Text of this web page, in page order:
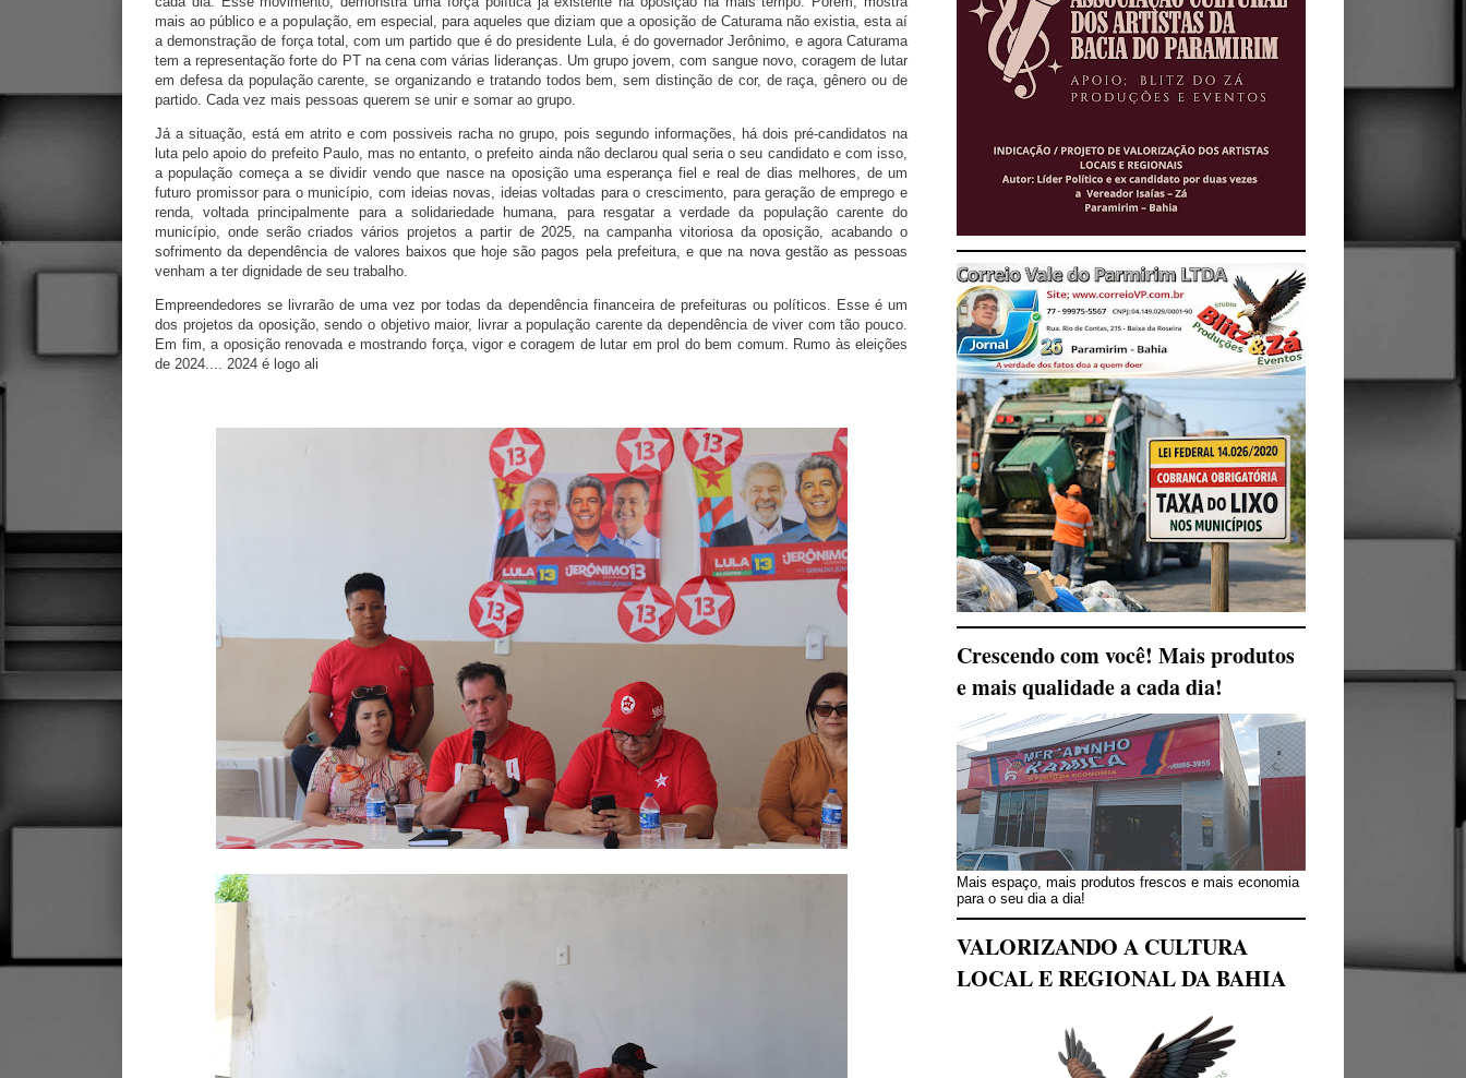
mais ao público e a população, em especial, para aqueles que diziam que a oposição de Caturama não existia, esta aí
a demonstração de força total, com um partido que é do presidente Lula, é do governador Jerônimo, e agora Caturama
tem a representação forte do PT na cena com várias lideranças. Um grupo jovem, com sangue novo, coragem de lutar
em defesa da população carente, se organizando e tratando todos bem, sem distinção de cor, de raça, gênero ou de
partido. Cada vez mais pessoas querem se unir e somar ao grupo.
Já a situação, está em atrito e com possiveis racha no grupo, pois segundo informações, há dois pré-candidatos na
luta pelo apoio do prefeito Paulo, mas no entanto, o prefeito ainda não declarou qual seria o seu candidato e com isso,
a população começa a se dividir vendo que nasce na oposição uma esperança fiel e real de dias melhores, de um
futuro promissor para o município, com ideias novas, ideias voltadas para o crescimento, para geração de emprego e
renda, voltada principalmente para a solidariedade humana, para resgatar a verdade da população carente do
município, onde serão criados vários projetos a partir de 2025, na campanha vitoriosa da oposição, acabando o
sofrimento da dependência de valores baixos que hoje são pagos pela prefeitura, e que na nova gestão as pessoas
venham a ter dignidade de seu trabalho.
Empreendedores se livrarão de uma vez por todas da dependência financeira de prefeituras ou políticos. Esse é um
dos projetos da oposição, sendo o objetivo maior, livrar a população carente da dependência de viver com tão pouco.
Em fim, a oposição renovada e mostrando força, vigor e coragem de lutar em prol do bem comum. Rumo às eleições
de 2024.... 2024 é logo ali
Crescendo com você! Mais produtos
e mais qualidade a cada dia!
Mais espaço, mais produtos frescos e mais economia
para o seu dia a dia!
VALORIZANDO A CULTURA
LOCAL E REGIONAL DA BAHIA